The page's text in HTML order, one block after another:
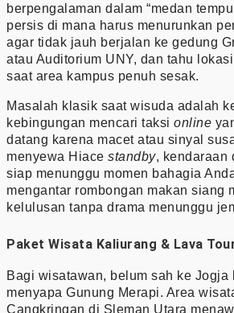
berpengalaman dalam “medan
persis di mana harus menurunkan
agar tidak jauh berjalan ke gedung
atau Auditorium UNY, dan tahu
saat area kampus penuh sesak.
Masalah klasik saat wisuda adalah
kebingungan mencari taksi online
datang karena macet atau sinyal
menyewa Hiace standby, kendaraan
siap menunggu momen bahagia
mengantar rombongan makan siang
kelulusan tanpa drama menunggu
Paket Wisata Kaliurang & Lava
Bagi wisatawan, belum sah ke Jogja
menyapa Gunung Merapi. Area
Cangkringan di Sleman Utara